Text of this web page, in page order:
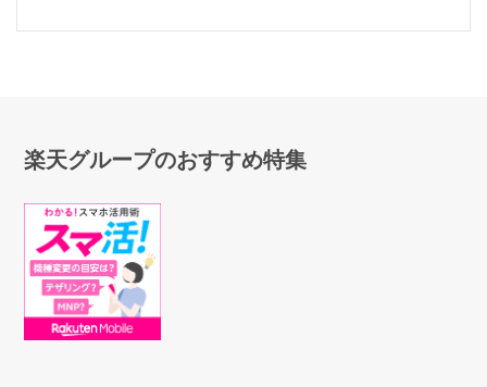
楽天グループのおすすめ特集